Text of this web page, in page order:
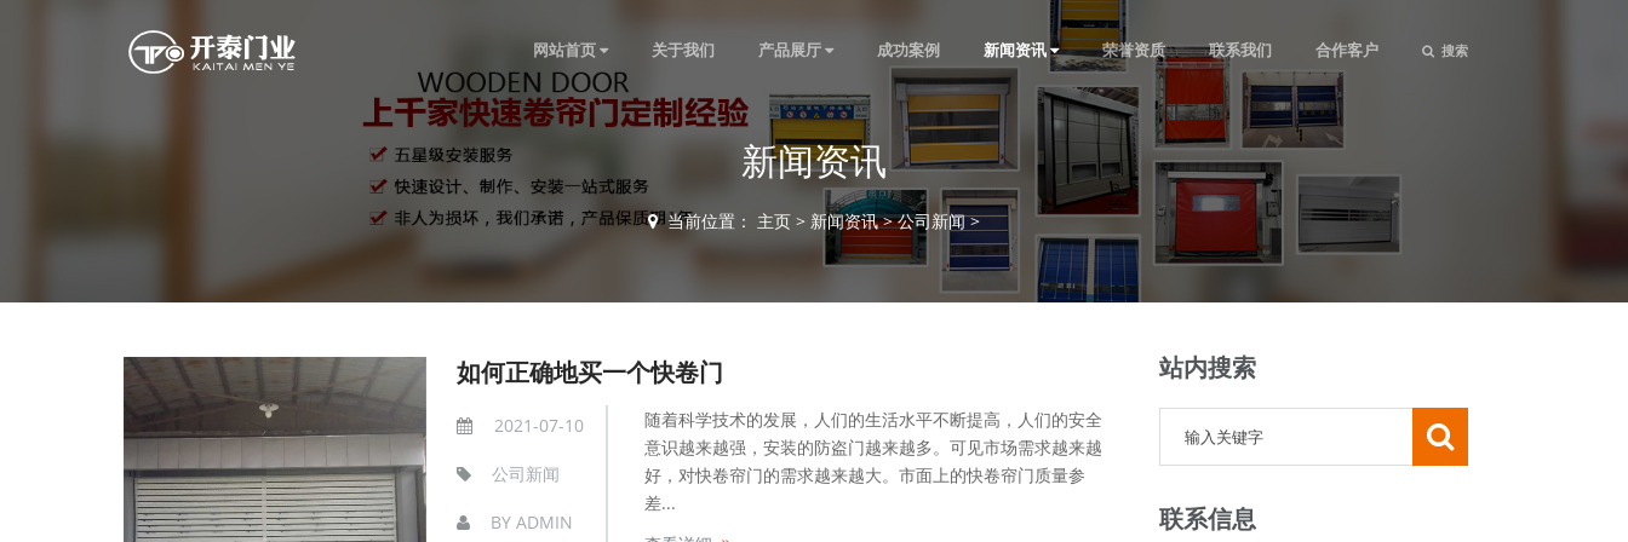
网站首页 关于我们 产品展厅 成功案例 新闻资讯 荣誉资质 联系我们 合作客户 搜索
新闻资讯
当前位置： 主页 > 新闻资讯>公司新闻>
如何正确地买一个快卷门
2021-07-10
公司新闻
BY ADMIN
随着科学技术的发展，人们的生活水平不断提高，人们的安全
意识越来越强，安装的防盗门越来越多。可见市场需求越来越
好，对快卷帘门的需求越来越大。市面上的快卷帘门质量参
差...
站内搜索
联系信息